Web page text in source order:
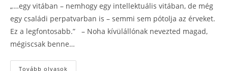
„…egy vitában – nemhogy egy intellektuális vitában, de még
egy családi perpatvarban is – semmi sem pótolja az érveket.
Ez a legfontosabb.” – Noha kívülállónak nevezted magad,
mégiscsak benne…
Tovább olvasok